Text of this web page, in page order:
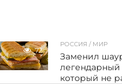
72
РОССИЯ / МИР
Заменил
который не